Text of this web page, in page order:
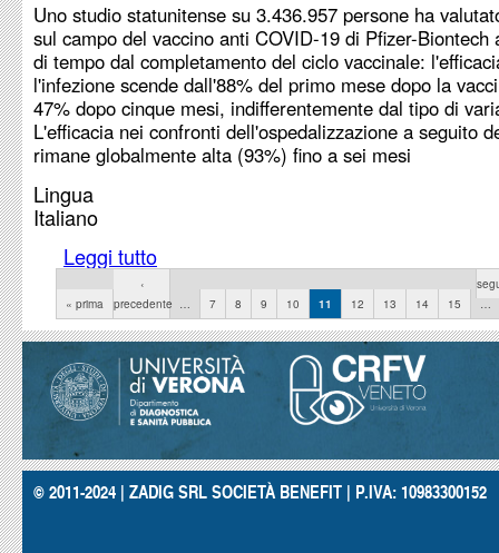
Uno studio statunitense su 3.436.957 persone ha
sul campo del vaccino anti COVID-19 di Pfizer-Biontech
di tempo dal completamento del ciclo vaccinale:
l'infezione scende dall'88% del primo mese dopo la
47% dopo cinque mesi, indifferentemente dal tipo di
L'efficacia nei confronti dell'ospedalizzazione a seguito
rimane globalmente alta (93%) fino a sei mesi
Lingua
Italiano
Leggi tutto
anti COVID-19 di Pfizer-Biontech
« prima
‹
precedente … 7 8 9 10 11 12 13 14 15 …
© 2011-2024 | ZADIG SRL SOCIETÀ BENEFIT | P.IVA: 10983300152